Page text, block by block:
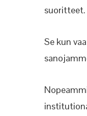
suoritteet.
Se kun